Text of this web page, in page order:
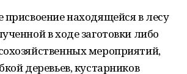
присвоение находящейся в лесу
в ходе заготовки либо
мероприятий,
деревьев, кустарников